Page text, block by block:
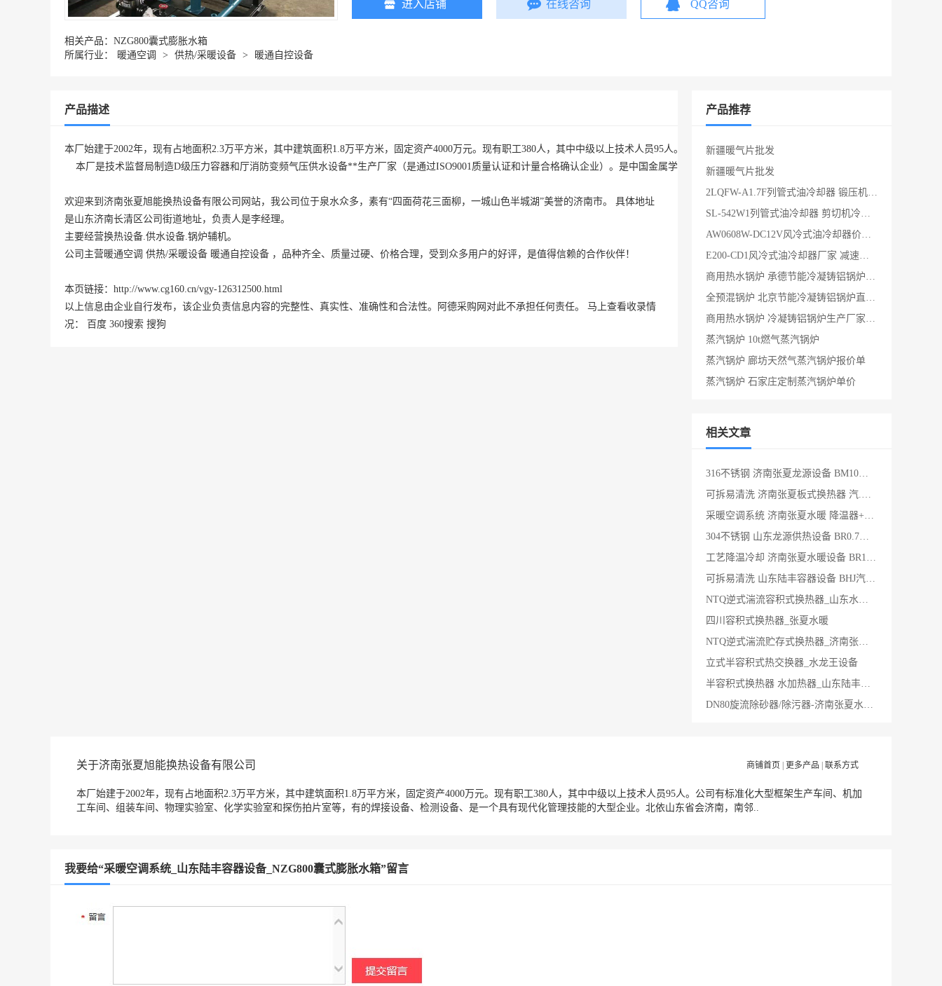
进入店铺 在线咨询 QQ咨询
相关产品： NZG800囊式膨胀水箱
所属行业：
暖通空调 > 供热/采暖设备 > 暖通自控设备
产品描述
本厂始建于2002年，现有占地面积2.3万平方米，其中建筑面积1.8万平方米，固定资产4000万元。现有职工380人，其中中级以上技术人员95人。公司有标准化大型框架生产车间、机加工车间、组装
本厂是技术监督局制造D级压力容器和厅消防变频气压供水设备**生产厂家（是通过ISO9001质量认证和计量合格确认企业）。是中国金属学会、中国炼焦学会、冶金部焦化设计院、化工部*二设计
欢迎来到济南张夏旭能换热设备有限公司网站，我公司位于泉水众多，素有“四面荷花三面柳，一城山色半城湖”美誉的济南市。 具体地址
是山东济南长清区 公司街道地址，负责人是李经理。
主要经营换热设备.供水设备.锅炉辅机。
公司主营暖通空调 供热/采暖设备 暖通自控设备 ，品种齐全、质量过硬、价格合理，受到众多用户的好评，是值得信赖的合作伙伴！
本页链接： http://www.cg160.cn/vgy-126312500.html
以上信息由企业自行发布，该企业负责信息内容的完整性、真实性、准确性和合法性。阿德采购网对此不承担任何责任。
马上查看收录情
况：
百度 360搜索 搜狗
产品推荐
新疆暖气片批发
新疆暖气片批发
2LQFW-A1.7F列管式油冷却器 锻压机冷却器
SL-542W1列管式油冷却器 剪切机冷却器
AW0608W-DC12V风冷式油冷却器价格 润滑站冷却器
E200-CD1风冷式油冷却器厂家 减速机冷却器
商用热水锅炉 承德节能冷凝铸铝锅炉直供 全国发货
全预混锅炉 北京节能冷凝铸铝锅炉直供 支持安装
商用热水锅炉 冷凝铸铝锅炉生产厂家 提供售后
蒸汽锅炉 10t燃气蒸汽锅炉
蒸汽锅炉 廊坊天然气蒸汽锅炉报价单
蒸汽锅炉 石家庄定制蒸汽锅炉单价
相关文章
316不锈钢 济南张夏龙源设备 BM10板式换热器
可拆易清洗 济南张夏板式换热器 汽.水BR板式换热器
采暖空调系统 济南张夏水暖 降温器+BR板式换热器
304不锈钢 山东龙源供热设备 BR0.7板式换热器
工艺降温冷却 济南张夏水暖设备 BR1.2板式换热器
可拆易清洗 山东陆丰容器设备 BHJ汽水智能板式换热器
NTQ逆式湍流容积式换热器_山东水龙王设备
四川容积式换热器_张夏水暖
NTQ逆式湍流贮存式换热器_济南张夏设备制造
立式半容积式热交换器_水龙王设备
半容积式换热器 水加热器_山东陆丰容器设备
DN80旋流除砂器/除污器-济南张夏水暖设备制造厂
关于济南张夏旭能换热设备有限公司 商铺首页 更多产品 联系方式
本厂始建于2002年，现有占地面积2.3万平方米，其中建筑面积1.8万平方米，固定资产4000万元。现有职工380人，其中中级以上技术人员95人。公司有标准化大型框架生产车间、机加
工车间、组装车间、物理实验室、化学实验室和探伤拍片室等，有的焊接设备、检测设备、是一个具有现代化管理技能的大型企业。北依山东省会济南，南邻..
我要给“采暖空调系统_山东陆丰容器设备_NZG800囊式膨胀水箱”留言